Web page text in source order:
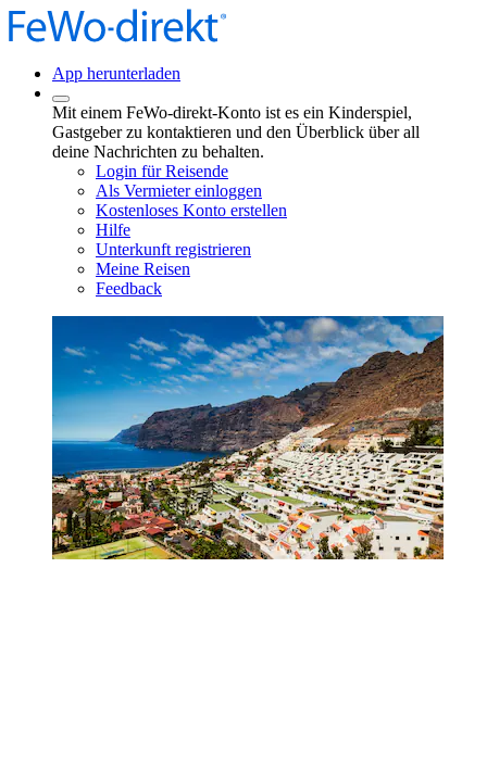
App herunterladen
Mit einem FeWo-direkt-Konto ist es ein Kinderspiel,
Gastgeber zu kontaktieren und den Überblick über all
deine Nachrichten zu behalten.
Login für Reisende
Als Vermieter einloggen
Kostenloses Konto erstellen
Hilfe
Unterkunft registrieren
Meine Reisen
Feedback